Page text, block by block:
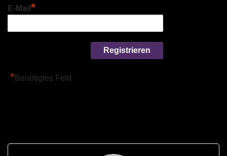
E-Mail *
* Benötigtes Feld